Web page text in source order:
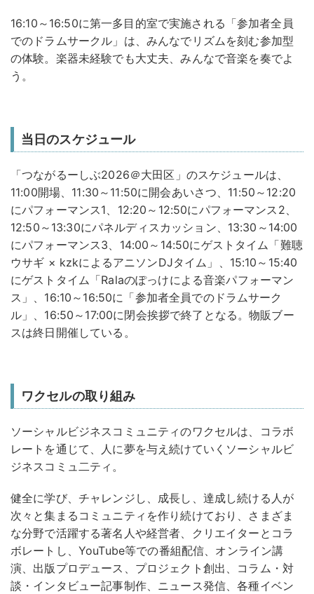
16:10～16:50に第一多目的室で実施される「参加者全員
でのドラムサークル」は、みんなでリズムを刻む参加型
の体験。楽器未経験でも大丈夫、みんなで音楽を奏でよ
う。
当日のスケジュール
「つながるーしぶ2026＠大田区」のスケジュールは、
11:00開場、11:30～11:50に開会あいさつ、11:50～12:20
にパフォーマンス1、12:20～12:50にパフォーマンス2、
12:50～13:30にパネルディスカッション、13:30～14:00
にパフォーマンス3、14:00～14:50にゲストタイム「難聴
ウサギ × kzkによるアニソンDJタイム」、15:10～15:40
にゲストタイム「Ralaのぽっけによる音楽パフォーマン
ス」、16:10～16:50に「参加者全員でのドラムサーク
ル」、16:50～17:00に閉会挨拶で終了となる。物販ブー
スは終日開催している。
ワクセルの取り組み
ソーシャルビジネスコミュニティのワクセルは、コラボ
レートを通じて、人に夢を与え続けていくソーシャルビ
ジネスコミュ二ティ。
健全に学び、チャレンジし、成長し、達成し続ける人が
次々と集まるコミュニティを作り続けており、さまざま
な分野で活躍する著名人や経営者、クリエイターとコラ
ボレートし、YouTube等での番組配信、オンライン講
演、出版プロデュース、プロジェクト創出、コラム・対
談・インタビュー記事制作、ニュース発信、各種イベン